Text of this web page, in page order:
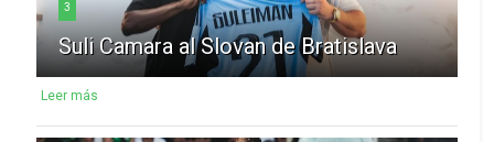
3
Suli Camara al Slovan de Bratislava
Leer más